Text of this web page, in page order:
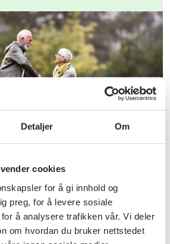
Detaljer Om
cookies
for å gi innhold og
preg, for å levere sosiale
å analysere trafikken vår. Vi deler
om hvordan du bruker nettstedet
helsepolitikk
og